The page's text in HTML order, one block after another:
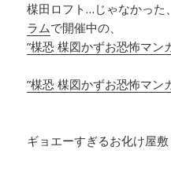
楳田ロフト…じゃなかった
ラムで開催中の、
”楳恐 楳図かずお恐怖マン
”楳恐 楳図かずお恐怖マン
ギョエーすぎるお化け屋敷